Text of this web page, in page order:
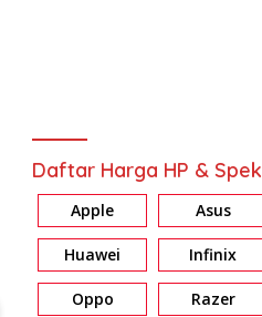
Daftar Harga HP & Spek
Apple Asus
Huawei Infinix
Oppo Razer